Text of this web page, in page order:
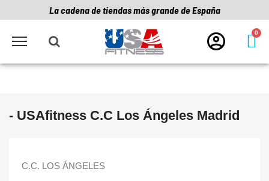
La cadena de tiendas más grande de España
- USAfitness C.C Los Ángeles Madrid
C.C. LOS ÁNGELES